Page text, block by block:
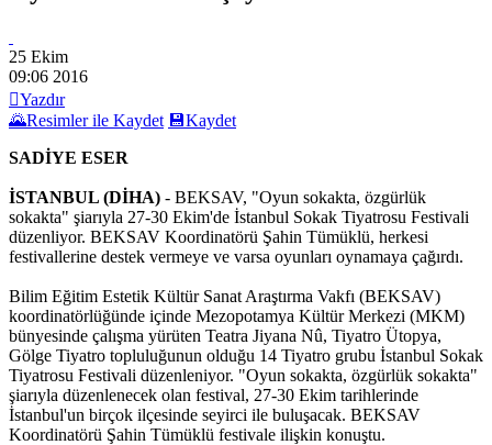
25 Ekim
09:06 2016
Yazdır
🌄Resimler ile Kaydet 💾Kaydet
SADİYE ESER
İSTANBUL (DİHA) - BEKSAV, "Oyun sokakta, özgürlük
sokakta" şiarıyla 27-30 Ekim'de İstanbul Sokak Tiyatrosu Festivali
düzenliyor. BEKSAV Koordinatörü Şahin Tümüklü, herkesi
festivallerine destek vermeye ve varsa oyunları oynamaya çağırdı.
Bilim Eğitim Estetik Kültür Sanat Araştırma Vakfı (BEKSAV)
koordinatörlüğünde içinde Mezopotamya Kültür Merkezi (MKM)
bünyesinde çalışma yürüten Teatra Jiyana Nû, Tiyatro Ütopya,
Gölge Tiyatro topluluğunun olduğu 14 Tiyatro grubu İstanbul Sokak
Tiyatrosu Festivali düzenleniyor. "Oyun sokakta, özgürlük sokakta"
şiarıyla düzenlenecek olan festival, 27-30 Ekim tarihlerinde
İstanbul'un birçok ilçesinde seyirci ile buluşacak. BEKSAV
Koordinatörü Şahin Tümüklü festivale ilişkin konuştu.